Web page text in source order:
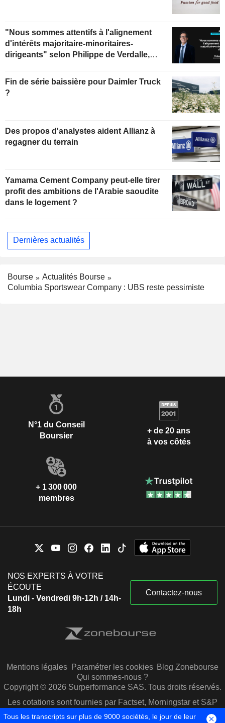
"Nous sommes attentifs à l'alignement
d'intérêts majoritaire-minoritaires-
dirigeants" selon Philippe de Verdalle,
Fin de série baissière pour Daimler Truck
?
Des propos d'analystes aident Allianz à
regagner du terrain
Yamama Cement Company peut-elle tirer
profit des ambitions de l'Arabie saoudite
dans le logement ?
Dernières actualités
Bourse
Actualités Bourse
Columbia Sportswear Company : UBS reste pessimiste
N°1 du Conseil
Boursier
+ de 20 ans
à vos côtés
+ 1 300 000
membres
NOS EXPERTS À VOTRE
ÉCOUTE
Lundi - Vendredi 9h-12h / 14h-
18h
Contactez-nous
Mentions légales Paramétrer les cookies Blog Zonebourse
Qui sommes-nous ?
Copyright © 2026 Surperformance SAS. Tous droits réservés.
Les cotations sont fournies par Factset, Morningstar et S&P
Capital IQ
Tous les transcripts sur plus de 9000 sociétés, le jour de leur